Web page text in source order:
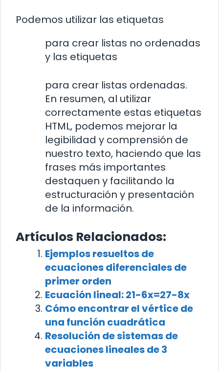
Podemos utilizar las etiquetas
para crear listas no ordenadas
y las etiquetas
para crear listas ordenadas.
En resumen, al utilizar
correctamente estas etiquetas
HTML, podemos mejorar la
legibilidad y comprensión de
nuestro texto, haciendo que las
frases más importantes
destaquen y facilitando la
estructuración y presentación
de la información.
Artículos Relacionados:
Ejemplos resueltos de
ecuaciones diferenciales de
primer orden
Ecuación lineal: 21-6x=27-8x
Cómo encontrar el vértice de
una función cuadrática
Resolución de sistemas de
ecuaciones lineales de 3
variables